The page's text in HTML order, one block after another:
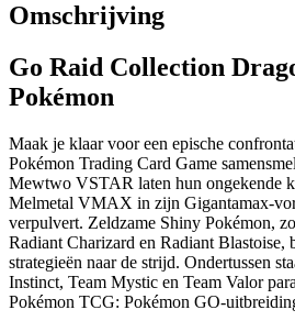
Omschrijving
Go Raid Collection
Pokémon
Maak je klaar voor een epische
Pokémon Trading Card Game
Mewtwo VSTAR laten hun ongekende
Melmetal VMAX in zijn Gigantamax-
verpulvert. Zeldzame Shiny Pokémon,
Radiant Charizard en Radiant Blastoise,
strategieën naar de strijd. Ondertussen
Instinct, Team Mystic en Team Valor
Pokémon TCG: Pokémon GO-